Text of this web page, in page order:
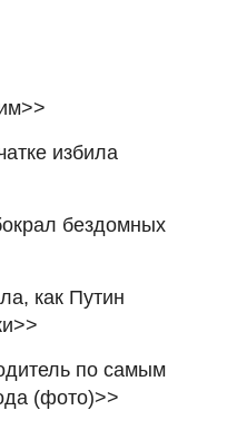
избила
бездомных
как Путин
по самым
(фото)>>